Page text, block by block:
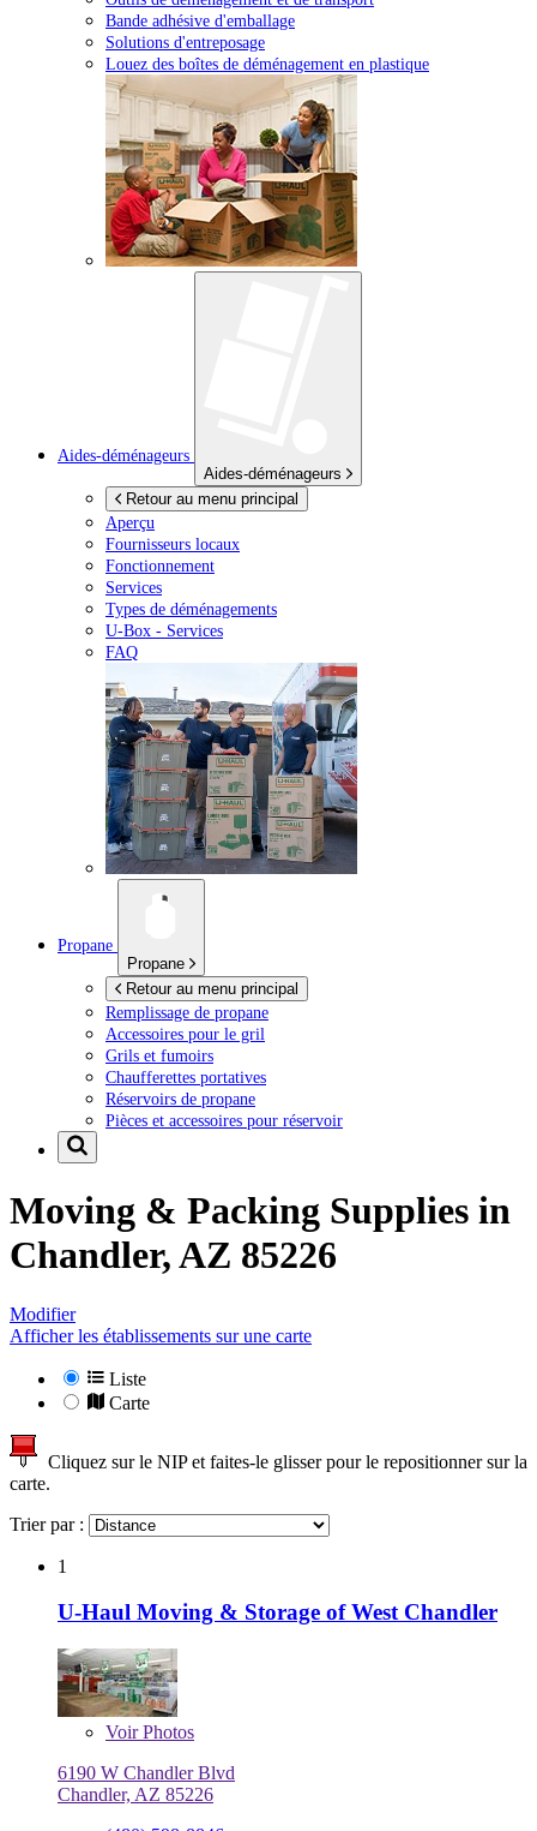
Bande adhésive d'emballage
Solutions d'entreposage
Louez des boîtes de déménagement en plastique
Aides-déménageurs
Aides-déménageurs
Retour au menu principal
Aperçu
Fournisseurs locaux
Fonctionnement
Services
Types de déménagements
U-Box - Services
FAQ
Propane
Propane
Retour au menu principal
Remplissage de propane
Accessoires pour le gril
Grils et fumoirs
Chaufferettes portatives
Réservoirs de propane
Pièces et accessoires pour réservoir
Moving & Packing Supplies in
Chandler, AZ 85226
Modifier
Afficher les établissements sur une carte
Liste
Carte
Cliquez sur le NIP et faites-le glisser pour le repositionner sur la
carte.
Trier par :
1
U-Haul Moving & Storage of West Chandler
VoirPhotos
6190 W Chandler Blvd
Chandler, AZ 85226